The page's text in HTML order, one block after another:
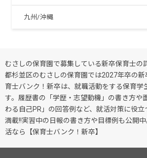
九州/沖縄
むさしの保育園で募集している新卒保育士の
都杉並区のむさしの保育園では2027年卒の
育士バンク！新卒は、就職活動をする保育学
す。履歴書の「学歴・志望動機」の書き方や
わる自己PR」の回答例など、就活対策に役
満載!!実習中の日報の書き方や目標例も公開
活なら【保育士バンク！新卒】